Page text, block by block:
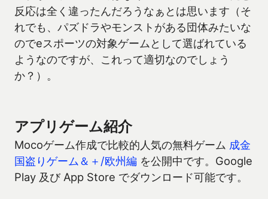
反応は全く違ったんだろうなぁとは思います（そ
れでも、パズドラやモンストがある団体みたいな
のでeスポーツの対象ゲームとして選ばれている
ようなのですが、これって適切なのでしょう
か？）。
アプリゲーム紹介
Mocoゲーム作成で比較的人気の無料ゲーム 成金
国盗りゲーム＆＋/欧州編 を公開中です。Google
Play 及び App Store でダウンロード可能です。